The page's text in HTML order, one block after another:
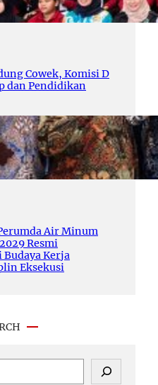
Cowek, Komisi D
dan Pendidikan
Air Minum
Resmi
Kerja
Eksekusi